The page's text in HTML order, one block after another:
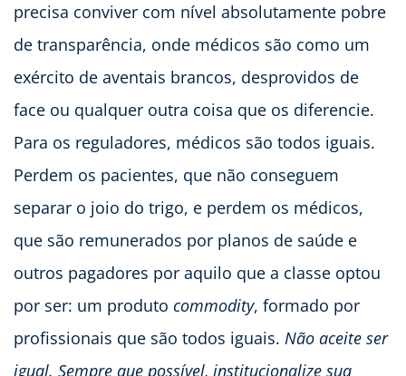
precisa conviver com nível absolutamente pobre
de transparência, onde médicos são como um
exército de aventais brancos, desprovidos de
face ou qualquer outra coisa que os diferencie.
Para os reguladores, médicos são todos iguais.
Perdem os pacientes, que não conseguem
separar o joio do trigo, e perdem os médicos,
que são remunerados por planos de saúde e
outros pagadores por aquilo que a classe optou
por ser: um produto commodity, formado por
profissionais que são todos iguais. Não aceite ser
igual. Sempre que possível, institucionalize sua